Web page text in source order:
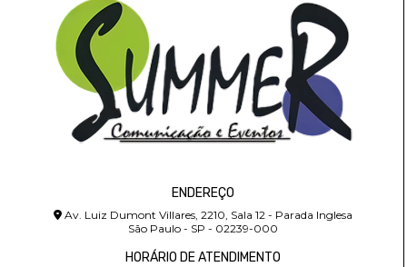
ENDEREÇO
Av. Luiz Dumont Villares, 2210, Sala 12 - Parada Inglesa
São Paulo - SP - 02239-000
HORÁRIO DE ATENDIMENTO